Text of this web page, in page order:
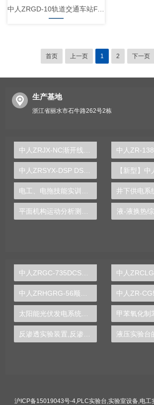
中人ZRGD-10轨道交通车站FAS系统仿真软件
首页 上一页 1 2 下一页
生产基地
浙江省丽水市石牛路262号2栋
中人ZRSYX-DSP DSP实验箱
液-液换热
中人ZRGC-735DCS分布式过程控制系统实训装置
沪ICP备15019043号-4 PLC实验台 实验室设备 电工